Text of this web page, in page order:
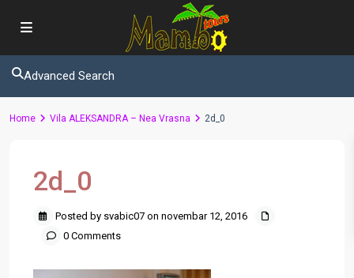
Advanced Search
Home Vila ALEKSANDRA – Nea Vrasna 2d_0
2d_0
Posted by svabic07 on novembar 12, 2016
0 Comments